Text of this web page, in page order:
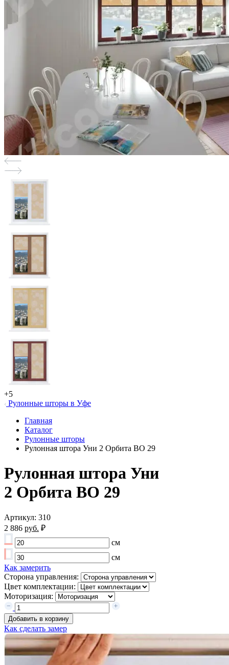
+5
Рулонные шторы в Уфе
Главная
Каталог
Рулонные шторы
Рулонная штора Уни 2 Орбита ВО 29
Рулонная штора Уни
2 Орбита ВО 29
Артикул: 310
2 886 руб. ₽
см
см
Как замерить
Сторона управления:
Цвет комплектации:
Моторизация:
Добавить в корзину
Как сделать замер